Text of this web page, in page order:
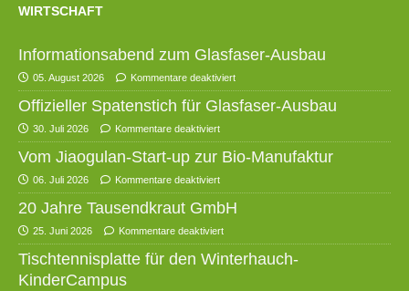
WIRTSCHAFT
Informationsabend zum Glasfaser-Ausbau
05. August 2026 Kommentare deaktiviert
Offizieller Spatenstich für Glasfaser-Ausbau
30. Juli 2026 Kommentare deaktiviert
Vom Jiaogulan-Start-up zur Bio-Manufaktur
06. Juli 2026 Kommentare deaktiviert
20 Jahre Tausendkraut GmbH
25. Juni 2026 Kommentare deaktiviert
Tischtennisplatte für den Winterhauch-
KinderCampus